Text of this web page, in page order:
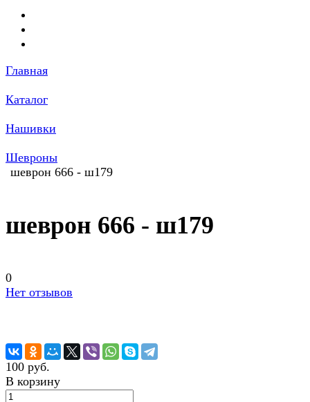
Главная
Каталог
Нашивки
Шевроны
шеврон 666 - ш179
шеврон 666 - ш179
0
Нет отзывов
100 руб.
В корзину